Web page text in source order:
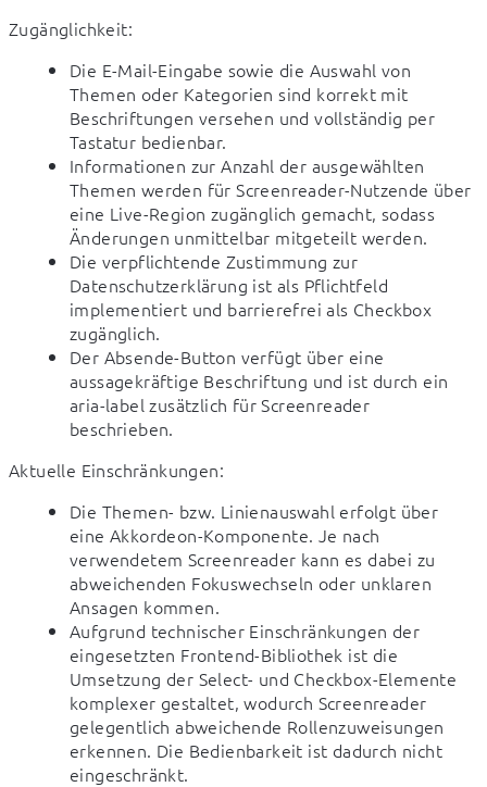
Zugänglichkeit:
Die E-Mail-Eingabe sowie die Auswahl von
Themen oder Kategorien sind korrekt mit
Beschriftungen versehen und vollständig per
Tastatur bedienbar.
Informationen zur Anzahl der ausgewählten
Themen werden für Screenreader-Nutzende über
eine Live-Region zugänglich gemacht, sodass
Änderungen unmittelbar mitgeteilt werden.
Die verpflichtende Zustimmung zur
Datenschutzerklärung ist als Pflichtfeld
implementiert und barrierefrei als Checkbox
zugänglich.
Der Absende-Button verfügt über eine
aussagekräftige Beschriftung und ist durch ein
aria-label zusätzlich für Screenreader
beschrieben.
Aktuelle Einschränkungen:
Die Themen- bzw. Linienauswahl erfolgt über
eine Akkordeon-Komponente. Je nach
verwendetem Screenreader kann es dabei zu
abweichenden Fokuswechseln oder unklaren
Ansagen kommen.
Aufgrund technischer Einschränkungen der
eingesetzten Frontend-Bibliothek ist die
Umsetzung der Select- und Checkbox-Elemente
komplexer gestaltet, wodurch Screenreader
gelegentlich abweichende Rollenzuweisungen
erkennen. Die Bedienbarkeit ist dadurch nicht
eingeschränkt.